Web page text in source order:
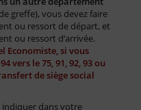
greffe), vous devez faire
ou ressort de départ, et
ou ressort d’arrivée.
Economiste, si vous
vers le 75, 91, 92, 93 ou
de siège social
indiquer dans votre